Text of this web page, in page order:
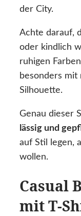
der City.
Achte darauf,
oder kindlich
ruhigen
besonders mit
Silhouette.
Genau dieser
lässig und
auf Stil legen,
wollen.
Casual
mit T-